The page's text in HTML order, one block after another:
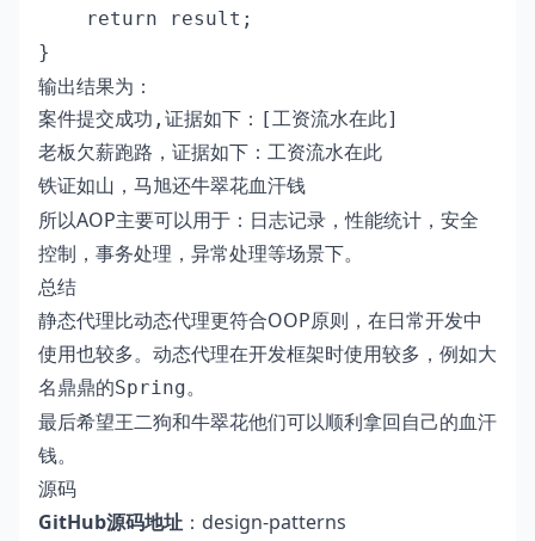
    return result;
}
输出结果为：
案件提交成功,证据如下：[工资流水在此]
老板欠薪跑路，证据如下：工资流水在此
铁证如山，马旭还牛翠花血汗钱
所以AOP主要可以用于：日志记录，性能统计，安全
控制，事务处理，异常处理等场景下。
总结
静态代理比动态代理更符合OOP原则，在日常开发中
使用也较多。动态代理在开发框架时使用较多，例如大
名鼎鼎的Spring。
最后希望王二狗和牛翠花他们可以顺利拿回自己的血汗
钱。
源码
GitHub源码地址 ： design-patterns